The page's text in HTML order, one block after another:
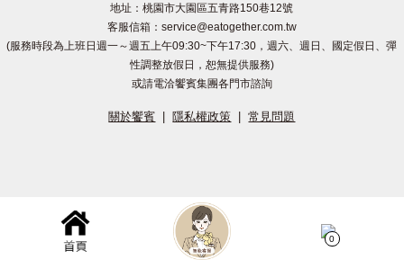
地址：桃園市大園區五青路150巷12號
客服信箱：service@eatogether.com.tw
(服務時段為上班日週一～週五上午09:30~下午17:30，週六、週日、國定假日、彈
性調整放假日，恕無提供服務)
或請電洽饗賓集團各門市諮詢
關於饗賓 隱私權政策 常見問題
0